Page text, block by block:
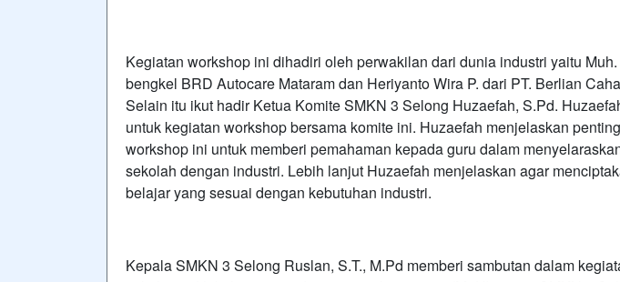
Kegiatan workshop ini dihadiri oleh perwakilan dari dunia industri yaitu
bengkel BRD Autocare Mataram dan Heriyanto Wira P. dari PT. Berlian
Selain itu ikut hadir Ketua Komite SMKN 3 Selong Huzaefah, S.Pd.
untuk kegiatan workshop bersama komite ini. Huzaefah menjelaskan
workshop ini untuk memberi pemahaman kepada guru dalam
sekolah dengan industri. Lebih lanjut Huzaefah menjelaskan agar
belajar yang sesuai dengan kebutuhan industri.
Kepala SMKN 3 Selong Ruslan, S.T., M.Pd memberi sambutan dalam